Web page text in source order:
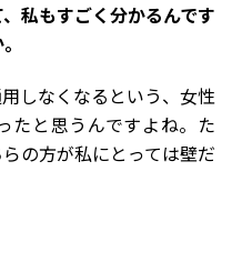
、私もすごく分かるんです
しなくなるという、女性
たと思うんですよね。た
の方が私にとっては壁だ